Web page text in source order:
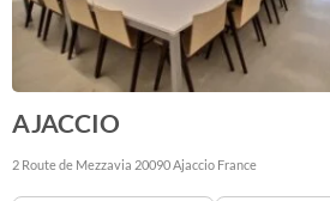
AJACCIO
2 Route de Mezzavia 20090Ajaccio France